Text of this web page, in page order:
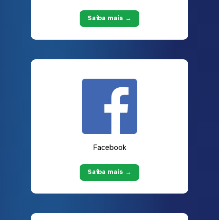
Saiba mais →
Facebook
Saiba mais →